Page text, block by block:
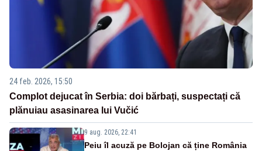
24 feb. 2026, 15:50
Complot dejucat în Serbia: doi bărbați, suspectați că
plănuiau asasinarea lui Vučić
9 aug. 2026, 22:41
Peiu îl acuză pe Bolojan că ține România